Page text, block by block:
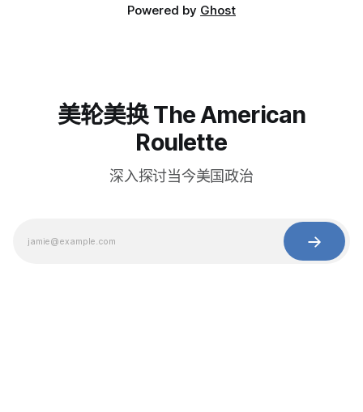
Powered by Ghost
美轮美换 The American
Roulette
深入探讨当今美国政治